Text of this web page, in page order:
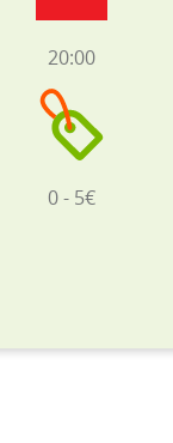
20:00
0 - 5€